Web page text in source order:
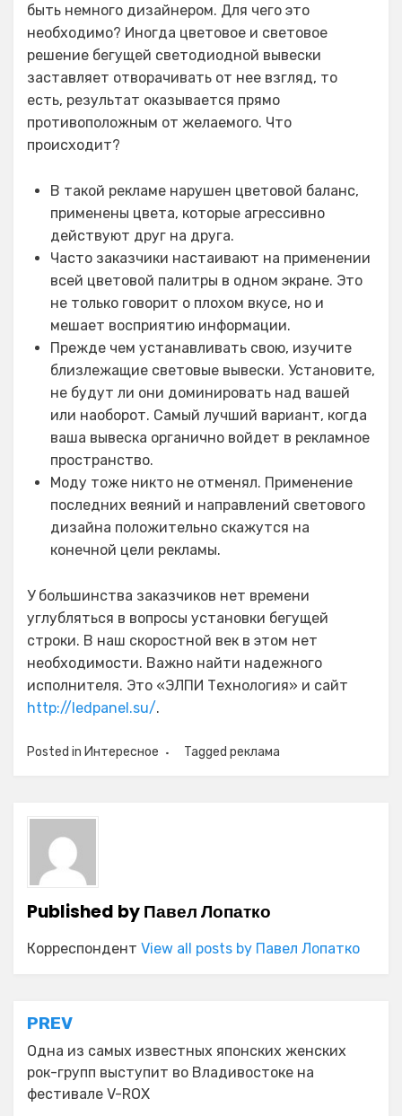
быть немного дизайнером. Для чего это
необходимо? Иногда цветовое и световое
решение бегущей светодиодной вывески
заставляет отворачивать от нее взгляд, то
есть, результат оказывается прямо
противоположным от желаемого. Что
происходит?
В такой рекламе нарушен цветовой баланс,
применены цвета, которые агрессивно
действуют друг на друга.
Часто заказчики настаивают на применении
всей цветовой палитры в одном экране. Это
не только говорит о плохом вкусе, но и
мешает восприятию информации.
Прежде чем устанавливать свою, изучите
близлежащие световые вывески. Установите,
не будут ли они доминировать над вашей
или наоборот. Самый лучший вариант, когда
ваша вывеска органично войдет в рекламное
пространство.
Моду тоже никто не отменял. Применение
последних веяний и направлений светового
дизайна положительно скажутся на
конечной цели рекламы.
У большинства заказчиков нет времени
углубляться в вопросы установки бегущей
строки. В наш скоростной век в этом нет
необходимости. Важно найти надежного
исполнителя. Это «ЭЛПИ Технология» и сайт
http://ledpanel.su/.
Posted in Интересное Tagged реклама
Published byПавел Лопатко
Корреспондент View all posts by Павел Лопатко
Навигация
по
записям
PREV
Одна из самых известных японских женских
рок-групп выступит во Владивостоке на
фестивале V-ROX